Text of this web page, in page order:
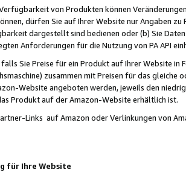
von Produkten können
dürfen Sie auf Ihrer Website nur Angaben
dargestellt sind bedienen oder (b) Sie
Anforderungen für die Nutzung von PA API
falls Sie Preise für ein Produkt auf Ihrer Website
zusammen mit Preisen für das
Website angeboten werden, jeweils den
Produkt auf der Amazon-Website erhältlich ist.
Links auf Amazon oder Verlinkungen von
für Ihre Website